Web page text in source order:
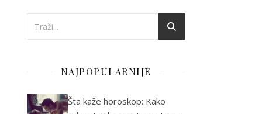
NAJPOPULARNIJE
Šta kaže horoskop: Kako